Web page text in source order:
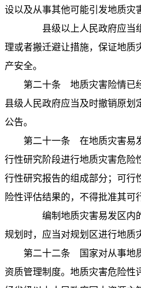
设以及从事其他可能引发地质灾
县级以上人民政府应当
理或者搬迁避让措施，保证地质
产安全。
第二十条 地质灾害险情已
县级人民政府应当及时撤销原划
公告。
第二十一条 在地质灾害易
行性研究阶段进行地质灾害危险
行性研究报告的组成部分；可行
险性评估结果的，不得批准其可
编制地质灾害易发区内
规划时，应当对规划区进行地质
第二十二条 国家对从事地
资质管理制度。地质灾害危险性